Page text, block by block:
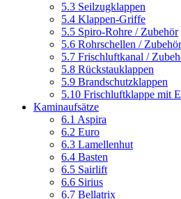
5.3 Seilzugklappen
5.4 Klappen-Griffe
5.5 Spiro-Rohre / Zubehör
5.6 Rohrschellen / Zubehör
5.7 Frischluftkanal /
5.8 Rückstauklappen
5.9 Brandschutzklappen
5.10 Frischluftklappe mit
Kaminaufsätze
6.1 Aspira
6.2 Euro
6.3 Lamellenhut
6.4 Basten
6.5 Sairlift
6.6 Sirius
6.7 Bellatrix